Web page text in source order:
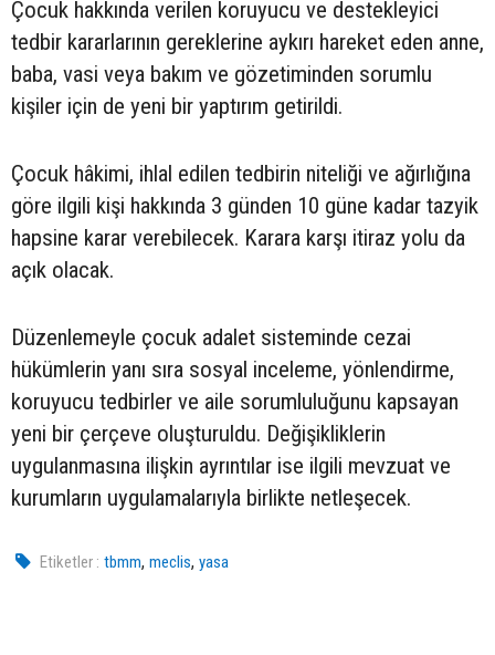
Çocuk hakkında verilen koruyucu ve destekleyici
tedbir kararlarının gereklerine aykırı hareket eden anne,
baba, vasi veya bakım ve gözetiminden sorumlu
kişiler için de yeni bir yaptırım getirildi.
Çocuk hâkimi, ihlal edilen tedbirin niteliği ve ağırlığına
göre ilgili kişi hakkında 3 günden 10 güne kadar tazyik
hapsine karar verebilecek. Karara karşı itiraz yolu da
açık olacak.
Düzenlemeyle çocuk adalet sisteminde cezai
hükümlerin yanı sıra sosyal inceleme, yönlendirme,
koruyucu tedbirler ve aile sorumluluğunu kapsayan
yeni bir çerçeve oluşturuldu. Değişikliklerin
uygulanmasına ilişkin ayrıntılar ise ilgili mevzuat ve
kurumların uygulamalarıyla birlikte netleşecek.
Etiketler : tbmm,meclis,yasa